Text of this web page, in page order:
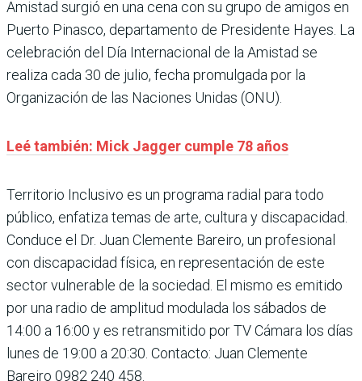
Amistad surgió en una cena con su grupo de amigos en
Puerto Pinasco, departamento de Presidente Hayes. La
celebración del Día Internacional de la Amistad se
realiza cada 30 de julio, fecha promulgada por la
Organización de las Naciones Unidas (ONU).
Leé también: Mick Jagger cumple 78 años
Territorio Inclusivo es un programa radial para todo
público, enfatiza temas de arte, cultura y discapacidad.
Conduce el Dr. Juan Clemente Bareiro, un profesional
con discapacidad física, en representación de este
sector vulnerable de la sociedad. El mismo es emitido
por una radio de amplitud modulada los sábados de
14:00 a 16:00 y es retransmitido por TV Cámara los días
lunes de 19:00 a 20:30. Contacto: Juan Clemente
Bareiro 0982 240 458.